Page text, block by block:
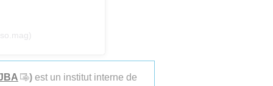
) est un institut interne de